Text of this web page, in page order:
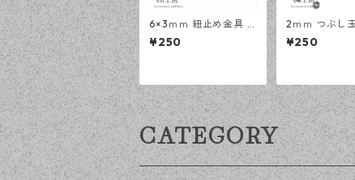
6×3ｍｍ 紐止め金具 1
00個 シルバー カシメ
アクセサリーパーツ 基
¥250
2ｍｍ つぶし
シルバー かし
クセサリーパ
¥250
CATEGORY